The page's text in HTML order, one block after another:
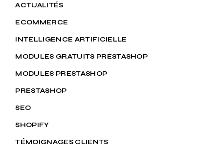
ACTUALITÉS
ECOMMERCE
INTELLIGENCE ARTIFICIELLE
MODULES GRATUITS PRESTASHOP
MODULES PRESTASHOP
PRESTASHOP
SEO
SHOPIFY
TÉMOIGNAGES CLIENTS